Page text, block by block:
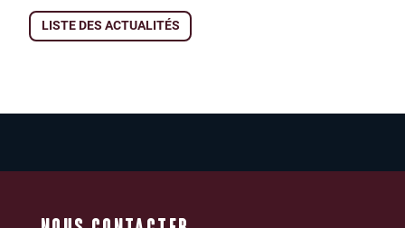
LISTE DES ACTUALITÉS